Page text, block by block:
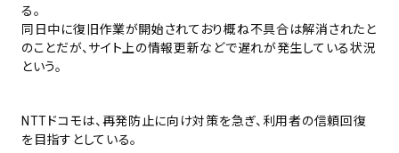
る。
同日中に復旧作業が開始されており概ね不具合は解消されたと
のことだが、サイト上の情報更新などで遅れが発生している状況
という。
NTTドコモは、再発防止に向け対策を急ぎ、利用者の信頼回復
を目指すとしている。